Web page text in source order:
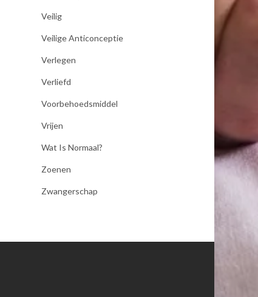
Veilig
Veilige Anticonceptie
Verlegen
Verliefd
Voorbehoedsmiddel
Vrijen
Wat Is Normaal?
Zoenen
Zwangerschap